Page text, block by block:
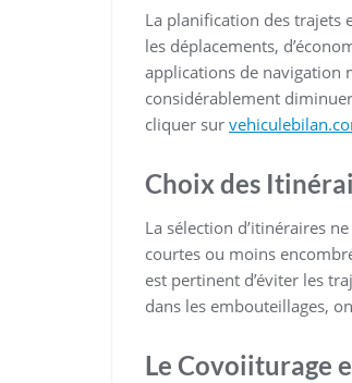
La planification des trajets
les déplacements,
applications de navigation
considérablement
cliquer sur
Choix des
La sélection d’itinéraires
courtes ou moins
est pertinent d’éviter les
dans les embouteillages,
Le Covoiiturage